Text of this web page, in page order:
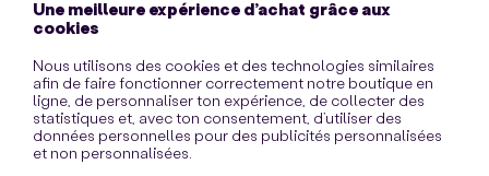
Une meilleure expérience d’achat grâce aux
cookies
Nous utilisons des cookies et des technologies similaires
afin de faire fonctionner correctement notre boutique en
ligne, de personnaliser ton expérience, de collecter des
statistiques et, avec ton consentement, d’utiliser des
données personnelles pour des publicités personnalisées
et non personnalisées.